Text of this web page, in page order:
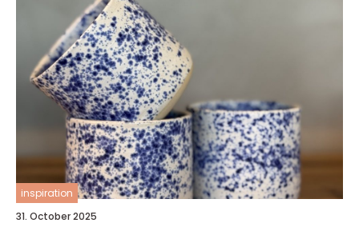
inspiration
31. October 2025